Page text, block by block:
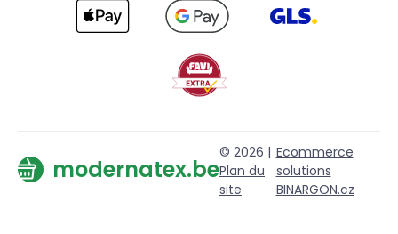
modernatex.be
© 2026 |
Plan du
site
Ecommerce
solutions
BINARGON.cz